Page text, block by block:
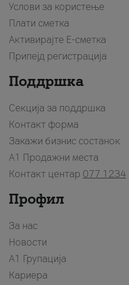
Услови за користење
Плати сметка
Активирајте Е-сметка
Припејд регистрација
Поддршка
Секција за поддршка
Контакт форма
Закажи бизнис состанок
A1 Продажни места
Контакт центар 077 1234
Профил
За нас
Новости
А1 Групација
Кариера